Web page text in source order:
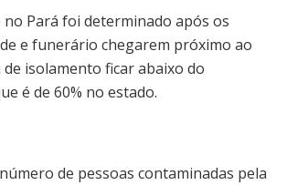
Pará foi determinado após os
e funerário chegarem próximo ao
de isolamento ficar abaixo do
é de 60% no estado.
de pessoas contaminadas pela